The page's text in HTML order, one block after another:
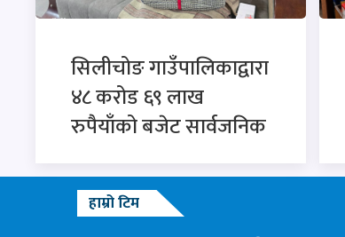
सिलीचोङ गाउँपालिकाद्वारा
४८ करोड ६९ लाख
रुपैयाँको बजेट सार्वजनिक
हाम्रो टिम